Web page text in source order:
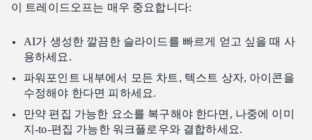
이 트레이드오프는 매우 중요합니다:
AI가 생성한 깔끔한 슬라이드를 빠르게 얻고 싶을 때 사
용하세요.
파워포인트 내부에서 모든 차트, 텍스트 상자, 아이콘을
수정해야 한다면 피하세요.
만약 편집 가능한 요소를 복구해야 한다면, 나중에 이미
지-to-편집 가능한 워크플로우와 결합하세요.